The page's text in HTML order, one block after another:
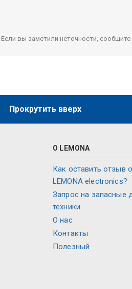
вы заметили неточности, сообщите
Прокрутить вверх
О LEMONA
Как оставить отзыв
LEMONA electronics?
Запрос на запасные
техники
О нас
Контакты
Полезный